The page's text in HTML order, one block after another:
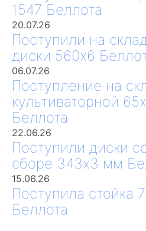
1547 Беллота
20.07.26
Поступили на
диски 560х6
06.07.26
Поступление на
культиваторной
Беллота
22.06.26
Поступили диски
сборе 343х3 мм
15.06.26
Поступила стойка
Беллота